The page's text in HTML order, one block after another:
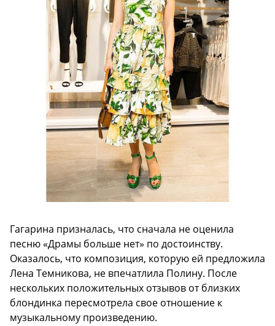
Гагарина призналась, что сначала не оценила
песню «Драмы больше нет» по достоинству.
Оказалось, что композиция, которую ей предложила
Лена Темникова, не впечатлила Полину. После
нескольких положительных отзывов от близких
блондинка пересмотрела свое отношение к
музыкальному произведению.